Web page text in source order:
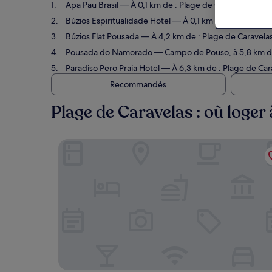
Apa Pau Brasil— À 0,1 km de : Plage de Caravelas.
Búzios Espiritualidade Hotel— À 0,1 km de : Plage de
Búzios Flat Pousada— À 4,2 km de : Plage de
Pousada do Namorado— Campo de Pouso, à 5,8 km
Paradiso Pero Praia Hotel— À 6,3 km de : Plage de
Recommandés
Plage de Caravelas : où